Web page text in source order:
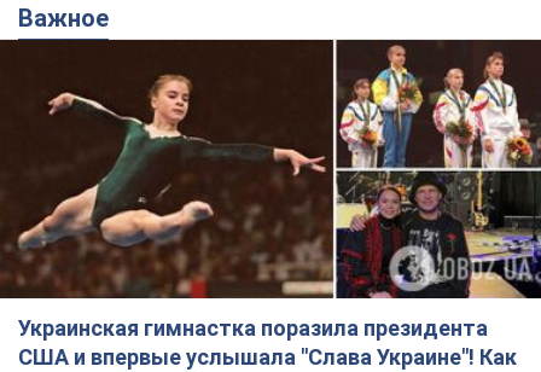
Важное
Украинская гимнастка поразила президента
США и впервые услышала "Слава Украине"! Как